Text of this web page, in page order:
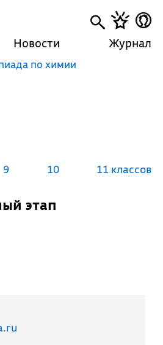
Новости Журнал
по химии
9 10 11 классов
этап